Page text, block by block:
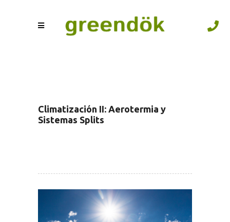
Climatización II: Aerotermia y
Sistemas Splits